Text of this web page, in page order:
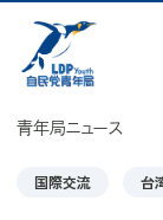
このページの本文
青年局ニュース
国際交流 台